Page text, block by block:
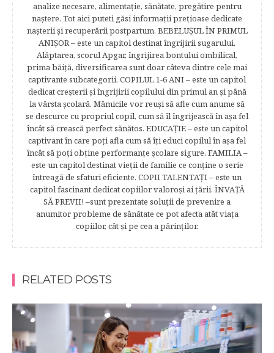
analize necesare, alimentaţie, sănătate, pregătire pentru
naştere. Tot aici puteti găsi informaţii preţioase dedicate
naşterii şi recuperării postpartum. BEBELUŞUL ÎN PRIMUL
ANIŞOR – este un capitol destinat îngrijirii sugarului.
Alăptarea, scorul Apgar, îngrijirea bontului ombilical,
prima băiţă, diversificarea sunt doar câteva dintre cele mai
captivante subcategorii. COPILUL 1-6 ANI – este un capitol
dedicat creşterii şi îngrijirii copilului din primul an şi până
la vârsta şcolară. Mămicile vor reuşi să afle cum anume să
se descurce cu propriul copil, cum să îl îngrijească în aşa fel
încât să crească perfect sănătos. EDUCAŢIE – este un capitol
captivant în care poţi afla cum să îţi educi copilul în aşa fel
încât să poţi obţine performanţe şcolare sigure. FAMILIA –
este un capitol destinat vieţii de familie ce conţine o serie
întreagă de sfaturi eficiente. COPII TALENTAŢI – este un
capitol fascinant dedicat copiilor valoroși ai țării. ÎNVAŢĂ
SĂ PREVII! –sunt prezentate soluţii de prevenire a
anumitor probleme de sănătate ce pot afecta atât viaţa
copiilor, cât şi pe cea a părinţilor.
RELATED POSTS